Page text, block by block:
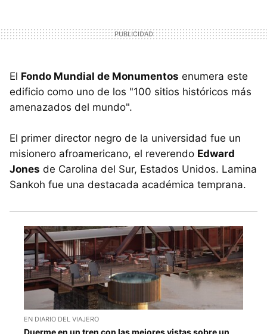
El Fondo Mundial de Monumentos enumera este
edificio como uno de los "100 sitios históricos más
amenazados del mundo".
El primer director negro de la universidad fue un
misionero afroamericano, el reverendo Edward
Jones de Carolina del Sur, Estados Unidos. Lamina
Sankoh fue una destacada académica temprana.
EN DIARIO DEL VIAJERO